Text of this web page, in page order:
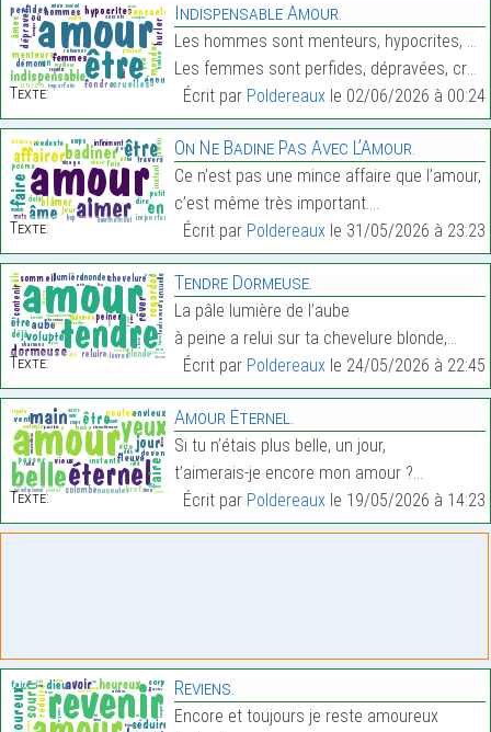
Texte:
Indispensable Amour.
Les hommes sont menteurs, hypocrites, sensuels.
Les femmes sont perfides, dépravées, cruelles.…
Écrit par Poldereauxle 02/06/2026 à 00:24
Texte:
On Ne Badine Pas Avec L’Amour.
Ce n’est pas une mince affaire que l’amour,
c’est même très important.…
Écrit par Poldereauxle 31/05/2026 à 23:23
Texte:
Tendre Dormeuse.
La pâle lumière de l’aube
à peine a relui sur ta chevelure blonde,…
Écrit par Poldereauxle 24/05/2026 à 22:45
Texte:
Amour Éternel.
Si tu n’étais plus belle, un jour,
t’aimerais-je encore mon amour ?…
Écrit par Poldereauxle 19/05/2026 à 14:23
Reviens.
Encore et toujours je reste amoureux